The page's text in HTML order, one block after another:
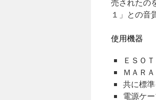
売されたの
１」との音
使用機器
ＥＳＯ
ＭＡＲ
共に標
電源ケ